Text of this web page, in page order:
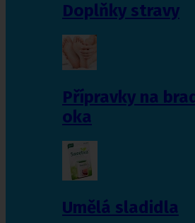
Doplňky stravy
Přípravky na
oka
Umělá sladidla